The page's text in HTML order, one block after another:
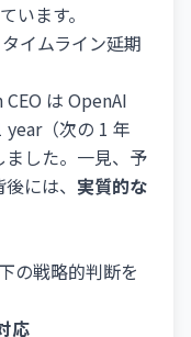
います。
イムライン延期
は OpenAI
（次の 1 年
した。一見、予
には、 実質的な
の戦略的判断を
応